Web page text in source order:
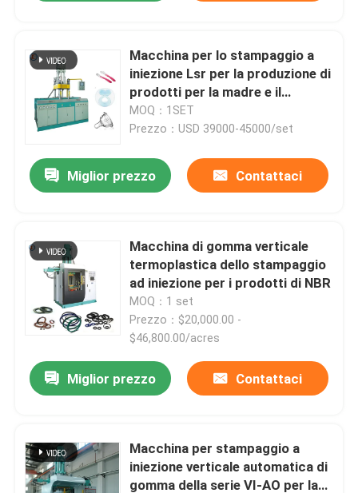
Prodotti
Video
Chi siamo
Controllo di qualità
Contattaci
notizie
VR SHOW
Macchina per lo stampaggio a
iniezione Lsr per la produzione di
prodotti per la madre e il
bambino
MOQ：1SET
Prezzo：USD 39000-45000/set
Miglior prezzo Contattaci
Macchina di gomma verticale
termoplastica dello stampaggio
ad iniezione per i prodotti di NBR
MOQ：1 set
Prezzo：$20,000.00 -
$46,800.00/acres
Miglior prezzo Contattaci
Macchina per stampaggio a
iniezione verticale automatica di
gomma della serie VI-AO per la